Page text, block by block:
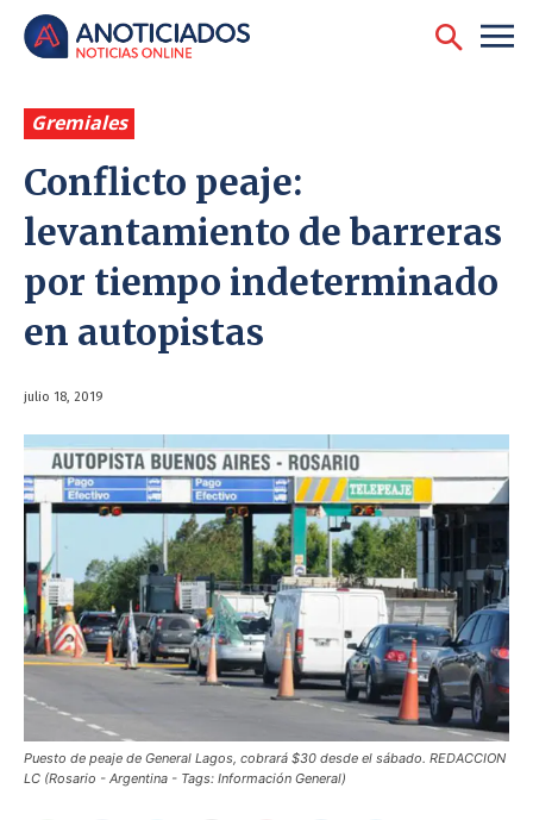
Gremiales
Conflicto peaje:
levantamiento de barreras
por tiempo indeterminado
en autopistas
julio 18, 2019
Puesto de peaje de General Lagos, cobrará $30 desde el sábado. REDACCION
LC (Rosario - Argentina - Tags: Información General)